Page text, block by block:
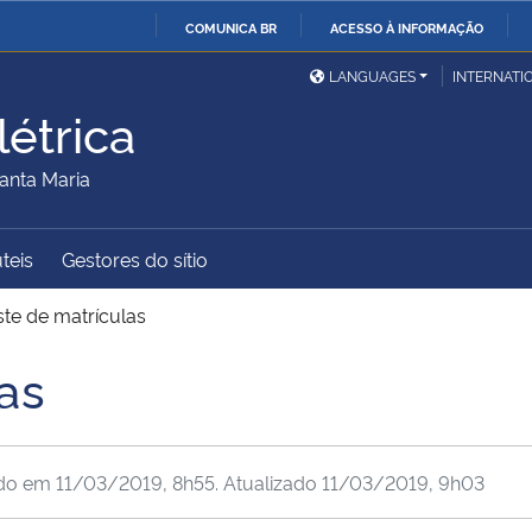
COMUNICA BR ACESSO À INFORMAÇÃO
Ministério da Defesa
Ministério das Relações
Exteriores
Ministério da Cidadania
Ministério do
Desenvolvimento Regional
Advocacia-Geral da União
LANGUAGES
Maria
Gestores do sítio
de matrículas
em 11/03/2019, 8h55. Atualizado 11/03/2019, 9h03